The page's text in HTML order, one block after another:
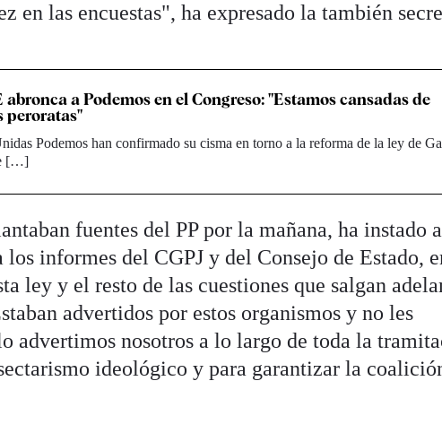
en las encuestas", ha expresado la también
abronca a Podemos en el Congreso: "Estamos cansadas de
peroratas"
Podemos han confirmado su cisma en torno a la reforma de la ley de
[…]
fuentes del PP por la mañana, ha instado
los informes del CGPJ y del Consejo de Estado,
ley y el resto de las cuestiones que salgan
advertidos por estos organismos y no les
advertimos nosotros a lo largo de toda la
ideológico y para garantizar la